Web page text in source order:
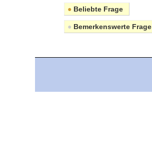
● Beliebte Frage
● Bemerkenswerte Frage